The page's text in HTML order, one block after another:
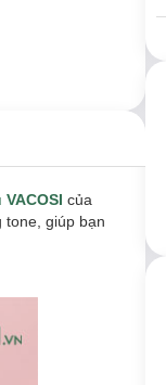
của
tone, giúp bạn